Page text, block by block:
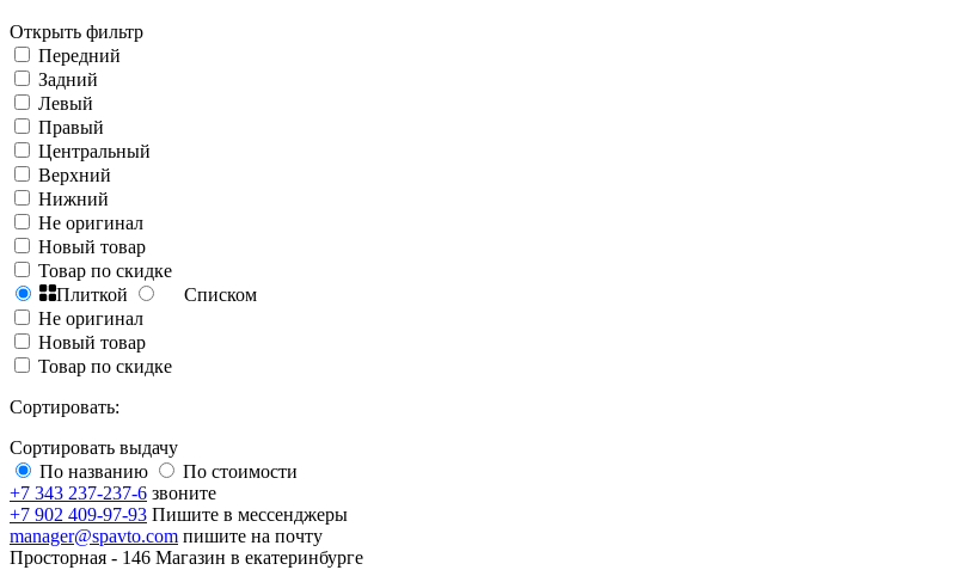
Открыть фильтр
Передний
Задний
Левый
Правый
Центральный
Верхний
Нижний
Не оригинал
Новый товар
Товар по скидке
Плиткой
Списком
Не оригинал
Новый товар
Товар по скидке
Сортировать:
Сортировать выдачу
По названию
По стоимости
+7 343 237-237-6 звоните
+7 902 409-97-93 Пишите в мессенджеры
manager@spavto.com пишите на почту
Просторная - 146 Магазин в екатеринбурге